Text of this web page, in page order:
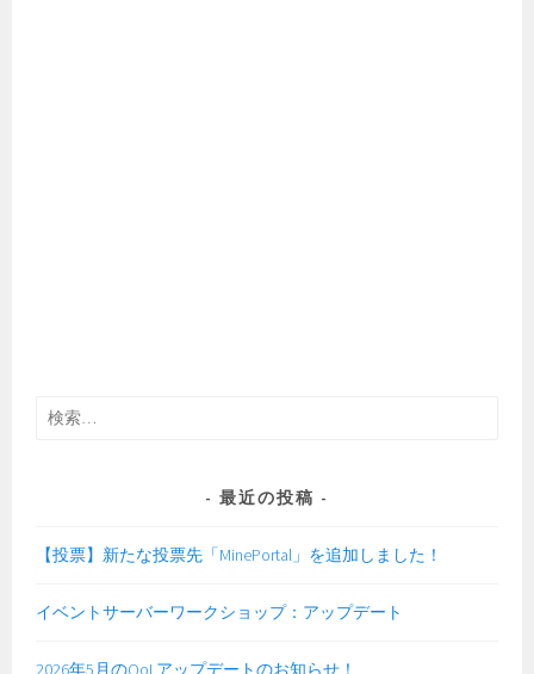
検
最近の投稿
【投票】新たな投票先「MinePortal」を追加しました！
イベントサーバーワークショップ：アップデート
2026年5月のQoLアップデートのお知らせ！